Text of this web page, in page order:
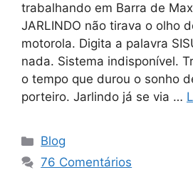
trabalhando em Barra de
JARLINDO não tirava o olho
motorola. Digita a palavra
nada. Sistema indisponível.
o tempo que durou o sonho
porteiro. Jarlindo já se via …
Categorias
Blog
76 Comentários